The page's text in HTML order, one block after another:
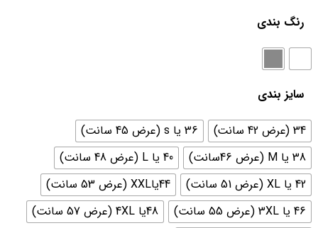
رنگ بندی
سایز بندی
34 (عرض 42 سانت)
36 یا s (عرض 45 سانت)
38 یا M (عرض 46سانت)
40 یا L (عرض 48 سانت)
42 یا XL (عرض 51 سانت)
44یاXXL (عرض 53 سانت)
46 یا 3XL (عرض 55 سانت)
48یا 4XL (عرض 57 سانت)